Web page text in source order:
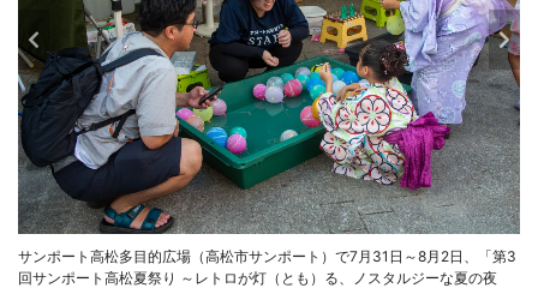
サンポート高松多目的広場（高松市サンポート）で7月31日～8月2日、「第3
回サンポート高松夏祭り ～レトロが灯（とも）る、ノスタルジーな夏の夜